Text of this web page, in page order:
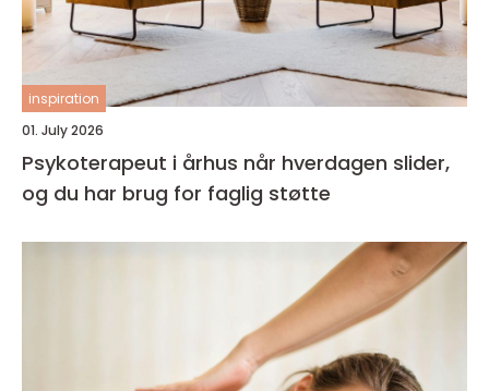
inspiration
01. July 2026
Psykoterapeut i århus når hverdagen slider,
og du har brug for faglig støtte